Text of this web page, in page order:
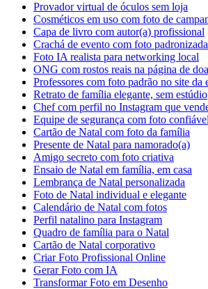
Provador virtual de óculos sem loja
Cosméticos em uso com foto de
Capa de livro com autor(a) profissional
Crachá de evento com foto padronizada
Foto IA realista para networking local
ONG com rostos reais na página de
Professores com foto padrão no site da
Retrato de família elegante, sem estúdio
Chef com perfil no Instagram que
Equipe de segurança com foto confiável
Cartão de Natal com foto da família
Presente de Natal para namorado(a)
Amigo secreto com foto criativa
Ensaio de Natal em família, em casa
Lembrança de Natal personalizada
Foto de Natal individual e elegante
Calendário de Natal com fotos
Perfil natalino para Instagram
Quadro de família para o Natal
Cartão de Natal corporativo
Criar Foto Profissional Online
Gerar Foto com IA
Transformar Foto em Desenho